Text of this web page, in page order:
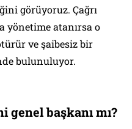
görüyoruz. Çağrı
yönetime atanırsa o
ve şaibesiz bir
bulunuluyor.
genel başkanı mı?